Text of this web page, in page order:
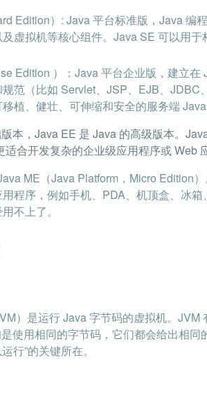
Edition）: Java 平台标准版，Java 编
虚拟机等核心组件。Java SE 可以用
Edition ）：Java 平台企业版，建立
范（比如 Servlet、JSP、EJB、JDBC
植、健壮、可伸缩和安全的服务端
本，Java EE 是 Java 的高级版本。
合开发复杂的企业级应用程序或 Web
ME（Java Platform，Micro Edition
程序，例如手机、PDA、机顶盒、冰
不上了。
）是运行 Java 字节码的虚拟机。JVM
使用相同的字节码，它们都会给出相
行”的关键所在。